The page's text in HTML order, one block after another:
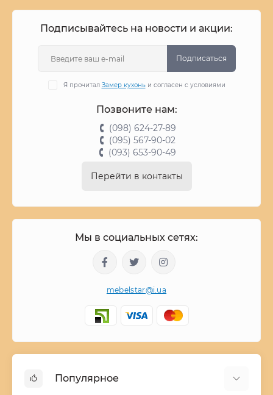
Подписывайтесь на новости и акции:
Подписаться
Я прочитал Замер кухоньи согласен с условиями
Позвоните нам:
(098) 624-27-89
(095) 567-90-02
(093) 653-90-49
Перейти в контакты
Мы в социальных сетях:
mebelstar@i.ua
Популярное